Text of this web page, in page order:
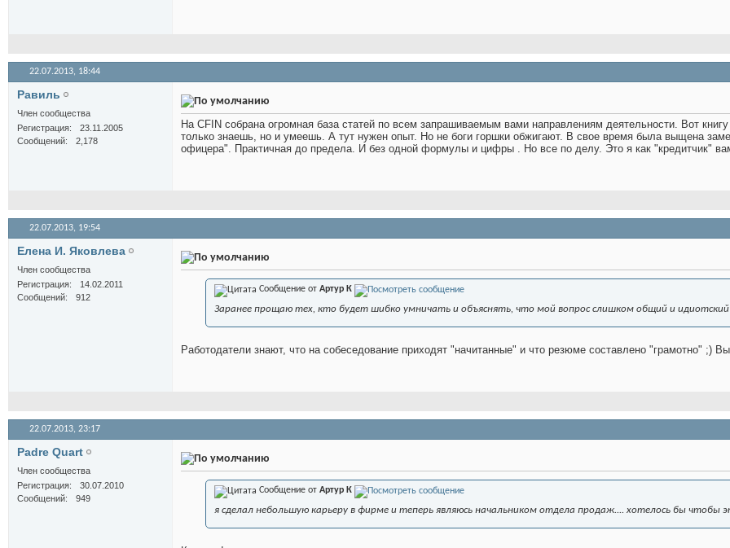
22.07.2013, 18:44
Равиль
Член сообщества
Регистрация
23.11.2005
Сообщений
2,178
На CFIN собрана огромная база статей по всем запрашиваемым вами направлениям деятельности. Вот
только знаешь, но и умеешь. А тут нужен опыт. Но не боги горшки обжигают. В свое время была выщена
офицера". Практичная до предела. И без одной формулы и цифры . Но все по делу. Это я как "кредитчик"
22.07.2013, 19:54
Елена И. Яковлева
Член сообщества
Регистрация
14.02.2011
Сообщений
912
Сообщение от Артур К
Заранее прощаю тех, кто будет шибко умничать и объяснять, что мой вопрос слишком общий и
Работодатели знают, что на собеседование приходят "начитанные" и что резюме составлено "грамотно" ;)
22.07.2013, 23:17
Padre Quart
Член сообщества
Регистрация
30.07.2010
Сообщений
949
Сообщение от Артур К
я сделал небольшую карьеру в фирме и теперь являюсь начальником отдела продаж.... хотелось бы